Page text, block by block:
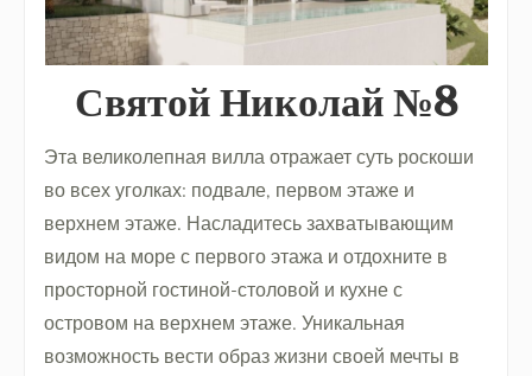
Святой Николай №8
Эта великолепная вилла отражает суть роскоши
во всех уголках: подвале, первом этаже и
верхнем этаже. Насладитесь захватывающим
видом на море с первого этажа и отдохните в
просторной гостиной-столовой и кухне с
островом на верхнем этаже. Уникальная
возможность вести образ жизни своей мечты в